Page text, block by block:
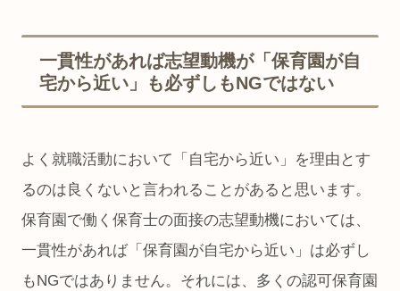
一貫性があれば志望動機が「保育園が自
宅から近い」も必ずしもNGではない
よく就職活動において「自宅から近い」を理由とす
るのは良くないと言われることがあると思います。
保育園で働く保育士の面接の志望動機においては、
一貫性があれば「保育園が自宅から近い」は必ずし
もNGではありません。それには、多くの認可保育園